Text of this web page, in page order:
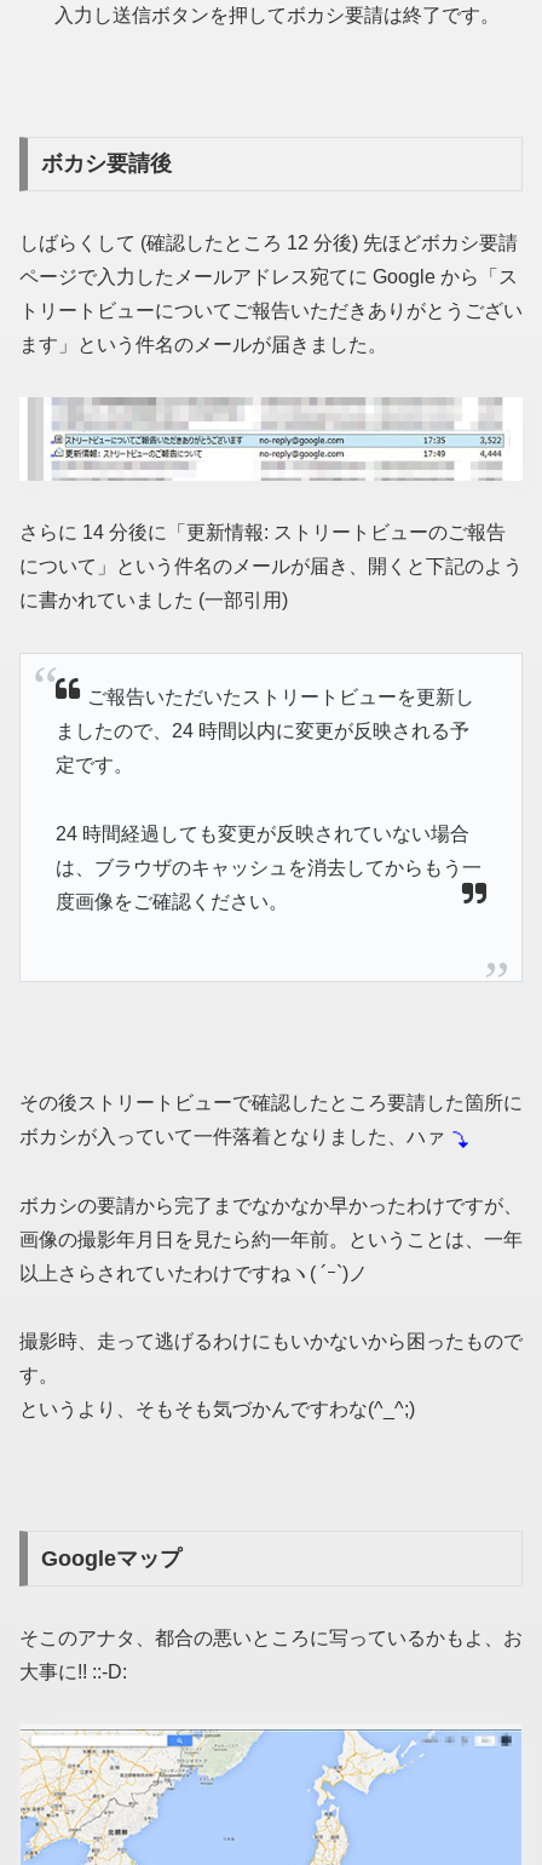
入力し送信ボタンを押してボカシ要請は終了です。
ボカシ要請後
しばらくして (確認したところ 12 分後) 先ほどボカシ要請
ページで入力したメールアドレス宛てに Google から「ス
トリートビューについてご報告いただきありがとうござい
ます」という件名のメールが届きました。
さらに 14 分後に「更新情報: ストリートビューのご報告
について」という件名のメールが届き、開くと下記のよう
に書かれていました (一部引用)
ご報告いただいたストリートビューを更新し
ましたので、24 時間以内に変更が反映される予
定です。
24 時間経過しても変更が反映されていない場合
は、ブラウザのキャッシュを消去してからもう一
度画像をご確認ください。
その後ストリートビューで確認したところ要請した箇所に
ボカシが入っていて一件落着となりました、ハァ
ボカシの要請から完了までなかなか早かったわけですが、
画像の撮影年月日を見たら約一年前。ということは、一年
以上さらされていたわけですねヽ( ´ｰ`)ノ
撮影時、走って逃げるわけにもいかないから困ったもので
す。
というより、そもそも気づかんですわな(^_^;)
Googleマップ
そこのアナタ、都合の悪いところに写っているかもよ、お
大事に!! ::-D: